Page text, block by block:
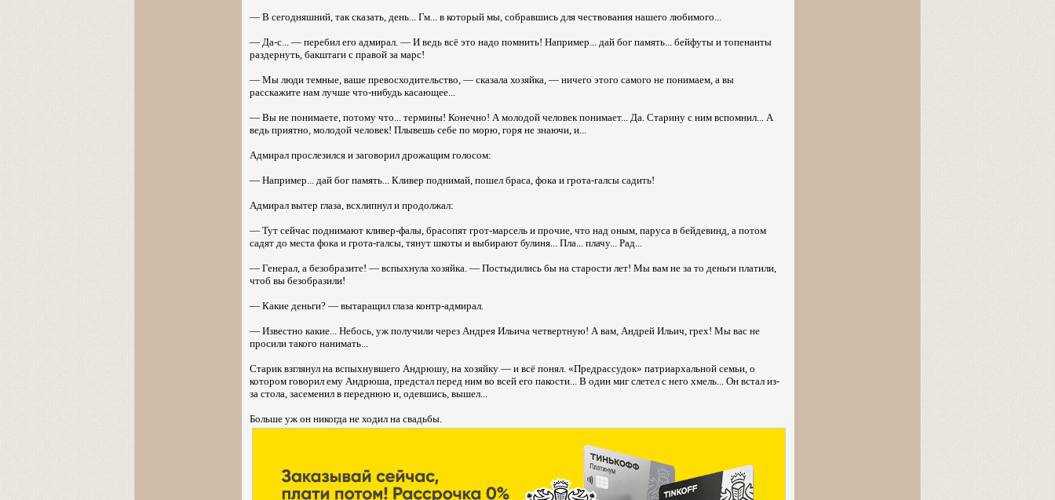
— В сегодняшний, так сказать, день... Гм... в который мы, собравшись для чествования нашего любимого...
— Да-с... — перебил его адмирал. — И ведь всё это надо помнить! Например... дай бог память... бейфуты и топенанты
раздернуть, бакштаги с правой за марс!
— Мы люди темные, ваше превосходительство, — сказала хозяйка, — ничего этого самого не понимаем, а вы
расскажите нам лучше что-нибудь касающее...
— Вы не понимаете, потому что... термины! Конечно! А молодой человек понимает... Да. Старину с ним вспомнил... А
ведь приятно, молодой человек! Плывешь себе по морю, горя не знаючи, и...
Адмирал прослезился и заговорил дрожащим голосом:
— Например... дай бог память... Кливер поднимай, пошел браса, фока и грота-галсы садить!
Адмирал вытер глаза, всхлипнул и продолжал:
— Тут сейчас поднимают кливер-фалы, брасопят грот-марсель и прочие, что над оным, паруса в бейдевинд, а потом
садят до места фока и грота-галсы, тянут шкоты и выбирают булиня... Пла... плачу... Рад...
— Генерал, а безобразите! — вспыхнула хозяйка. — Постыдились бы на старости лет! Мы вам не за то деньги платили,
чтоб вы безобразили!
— Какие деньги? — вытаращил глаза контр-адмирал.
— Известно какие... Небось, уж получили через Андрея Ильича четвертную! А вам, Андрей Ильич, грех! Мы вас не
просили такого нанимать...
Старик взглянул на вспыхнувшего Андрюшу, на хозяйку — и всё понял. «Предрассудок» патриархальной семьи, о
котором говорил ему Андрюша, предстал перед ним во всей его пакости... В один миг слетел с него хмель... Он встал из-
за стола, засеменил в переднюю и, одевшись, вышел...
Больше уж он никогда не ходил на свадьбы.